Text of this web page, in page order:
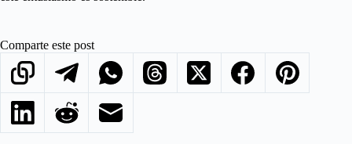
Comparte este post